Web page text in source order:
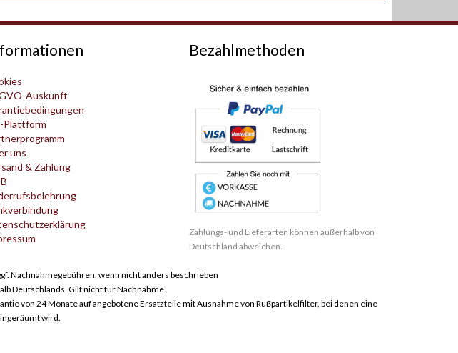
Auskunft
Plattform
uns
& Zahlung
Bezahlmethoden
Zahlungs- und Lieferarten können außerhalb von
Deutschland abweichen.
Nachnahmegebühren, wenn nicht anders beschrieben
Deutschlands. Gilt nicht für Nachnahme.
von 24 Monate auf angebotene Ersatzteile mit Ausnahme von Rußpartikelfilter, bei denen eine
wird.